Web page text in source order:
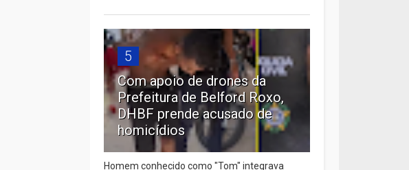
5
Com apoio de drones da
Prefeitura de Belford Roxo,
DHBF prende acusado de
homicídios
Homem conhecido como "Tom" integrava